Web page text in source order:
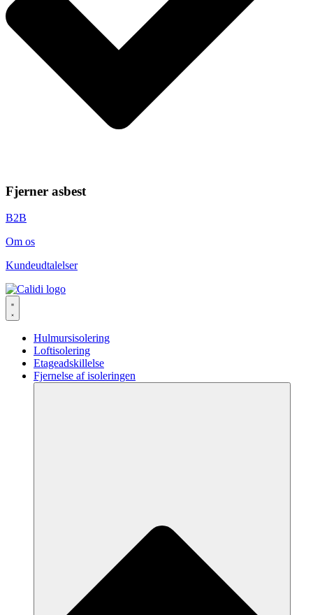
Fjerner asbest
B2B
Om os
Kundeudtalelser
Hulmursisolering
Loftisolering
Etageadskillelse
Fjernelse af isoleringen